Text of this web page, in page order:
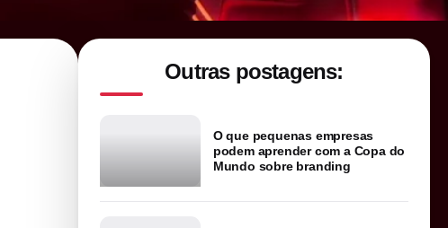
Outras postagens:
O que pequenas empresas
podem aprender com a Copa do
Mundo sobre branding